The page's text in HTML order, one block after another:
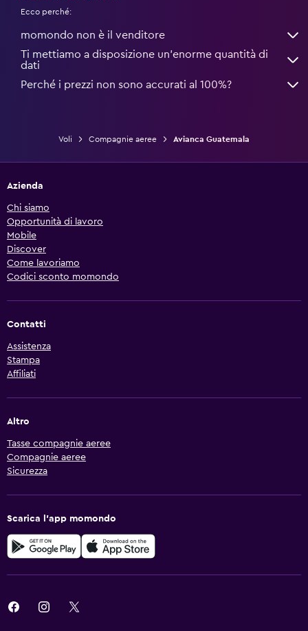
Ecco perché:
momondo non è il venditore
Ti mettiamo a disposizione un’enorme quantità di
dati
Perché i prezzi non sono accurati al 100%?
Voli Compagnie aeree Avianca Guatemala
Azienda
Chi siamo
Opportunità di lavoro
Mobile
Discover
Come lavoriamo
Codici sconto momondo
Contatti
Assistenza
Stampa
Affiliati
Altro
Tasse compagnie aeree
Compagnie aeree
Sicurezza
Scarica l'app momondo